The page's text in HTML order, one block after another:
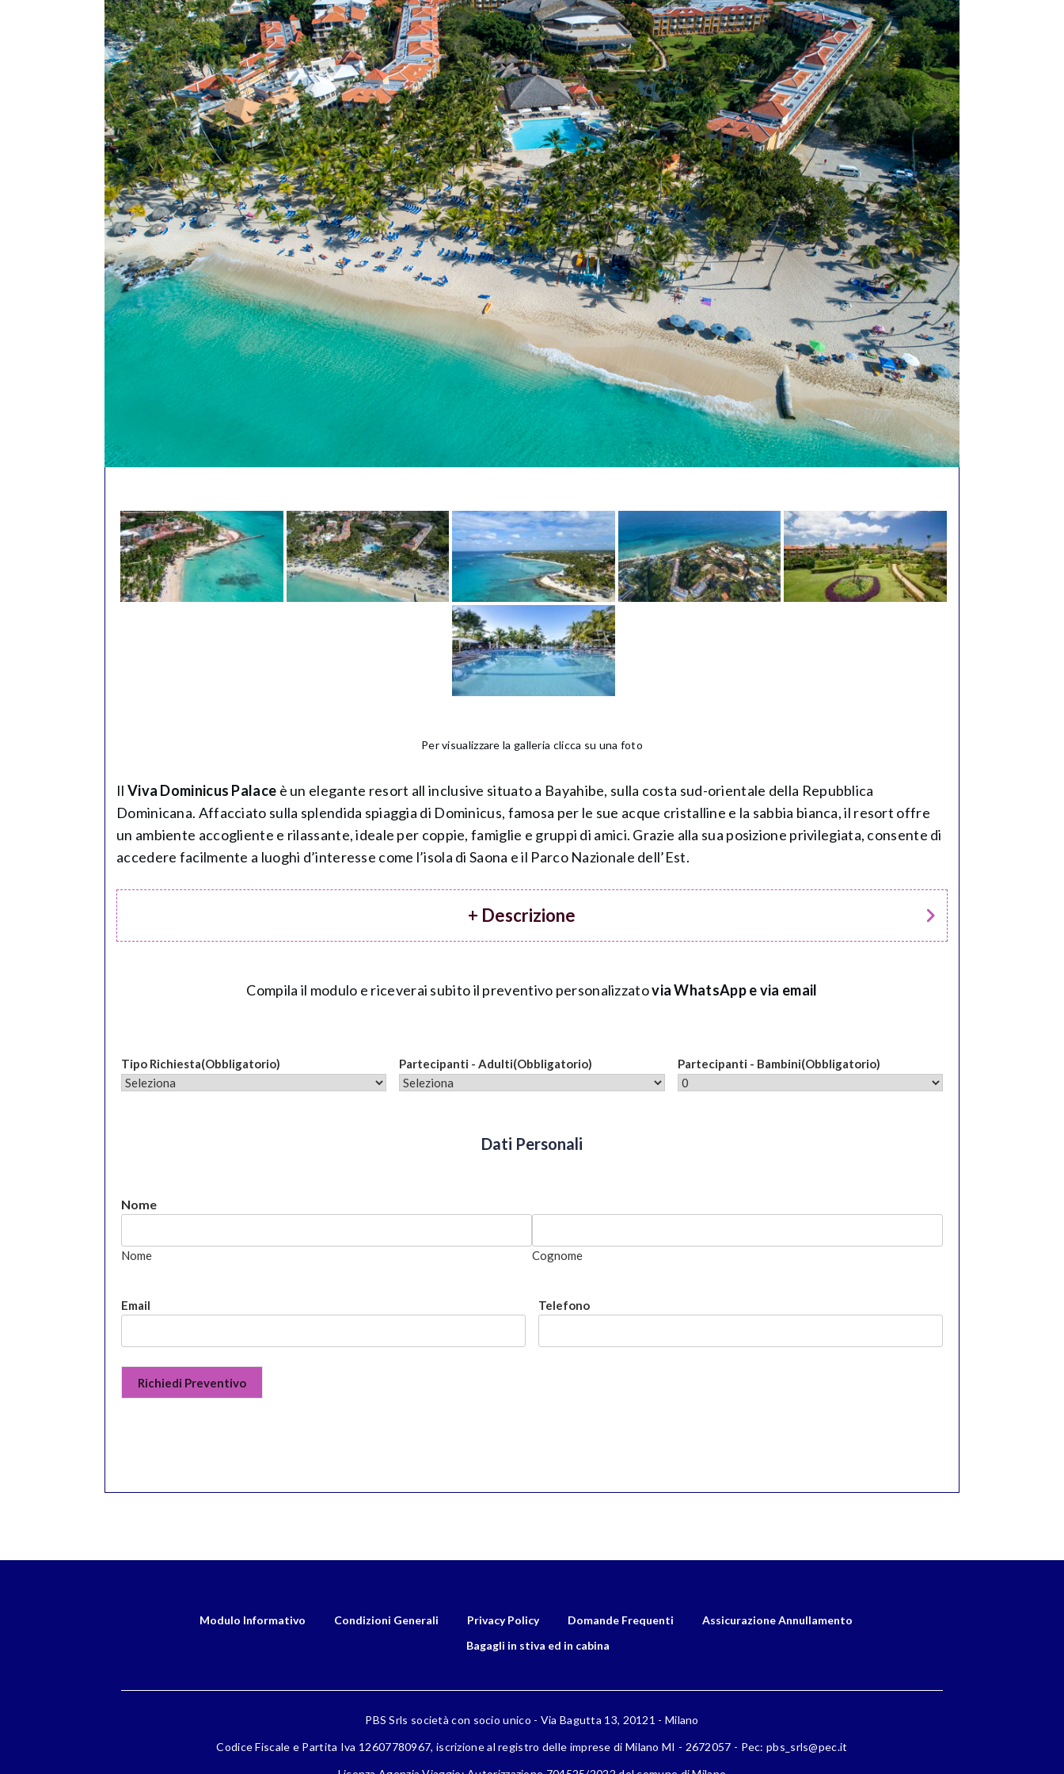
Per visualizzare la galleria clicca su una foto
Il Viva Dominicus Palace è un elegante resort all inclusive situato a Bayahibe, sulla costa sud-orientale della Repubblica
Dominicana. Affacciato sulla splendida spiaggia di Dominicus, famosa per le sue acque cristalline e la sabbia bianca, il resort offre
un ambiente accogliente e rilassante, ideale per coppie, famiglie e gruppi di amici. Grazie alla sua posizione privilegiata, consente di
accedere facilmente a luoghi d’interesse come l’isola di Saona e il Parco Nazionale dell’Est.
+ Descrizione
Compila il modulo e riceverai subito il preventivo personalizzatovia WhatsApp e via email
Tipo Richiesta(Obbligatorio) Partecipanti - Adulti(Obbligatorio) Partecipanti - Bambini(Obbligatorio)
Dati Personali
Nome
Nome Cognome
Email Telefono
Modulo Informativo Condizioni Generali Privacy Policy Domande Frequenti
Assicurazione Annullamento
Bagagli in stiva ed in cabina
PBS Srls società con socio unico - Via Bagutta 13, 20121 - Milano
Codice Fiscale e Partita Iva 12607780967, iscrizione al registro delle imprese di Milano MI - 2672057 - Pec: pbs_srls@pec.it